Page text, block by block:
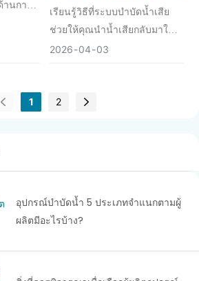
นการ
ครั้งที่
คัญและ
นออก
นด้วย
ตอย่าง
งค์กร
คน
ภาคทั่ว
สำคัญ? ประโยชน์หลักๆ
ที่อธิบายไว้
เรียนรู้วิธีที่ระบบบำบัดน้ำเสีย
ช่วยให้คุณนำน้ำเสียกลับมาใช้
ใหม่ ลดต้นทุน และลดการปล่อย
บำบัดที่มีประสิทธิภาพ
2026 04 03
1 2
อุปกรณ์บำบัดน้ำ 5 ประเภทจำแนกตามผู้
ผลิตมีอะไรบ้าง?